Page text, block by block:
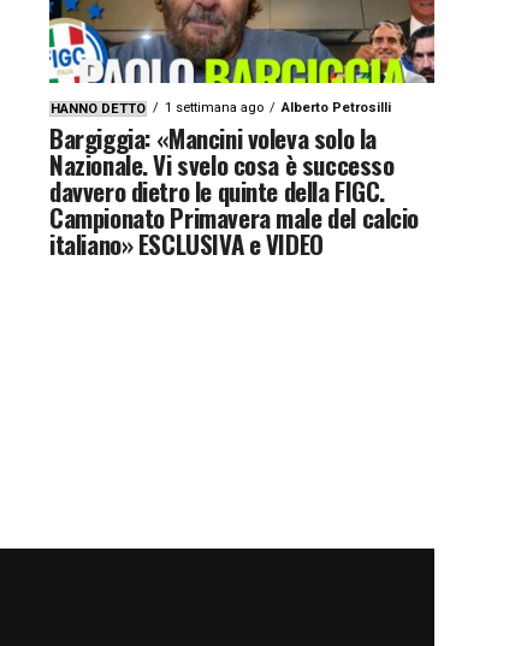
HANNO DETTO 1 settimana ago Alberto Petrosilli
Bargiggia: «Mancini voleva solo la
Nazionale. Vi svelo cosa è successo
davvero dietro le quinte della FIGC.
Campionato Primavera male del calcio
italiano» ESCLUSIVA e VIDEO